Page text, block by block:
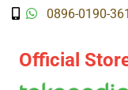
0896-0190-
Official